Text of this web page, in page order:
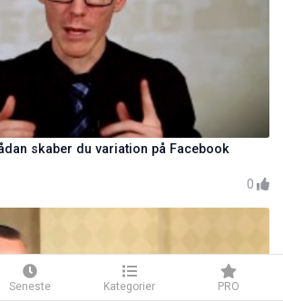
Seneste Kategorier PRO
skaber du variation på Facebook
0